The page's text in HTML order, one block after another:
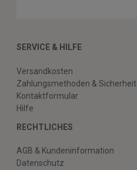
SERVICE & HILFE
Versandkosten
Zahlungsmethoden & Sicherheit
Kontaktformular
Hilfe
RECHTLICHES
AGB & Kundeninformation
Datenschutz